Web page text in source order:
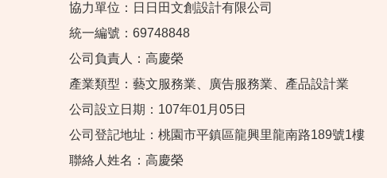
協力單位：日日田文創設計有限公司
統一編號：69748848
公司負責人：高慶榮
產業類型：藝文服務業、廣告服務業、產品設計業
公司設立日期：107年01月05日
公司登記地址：桃園市平鎮區龍興里龍南路189號1樓
聯絡人姓名：高慶榮